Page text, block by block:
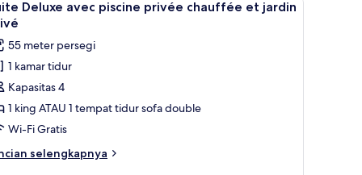
7
Deluxe avec piscine privée chauffée et jardin
55 meter persegi
1 kamar tidur
Kapasitas 4
1 king ATAU 1 tempat tidur sofa double
Wi-Fi Gratis
selengkapnya